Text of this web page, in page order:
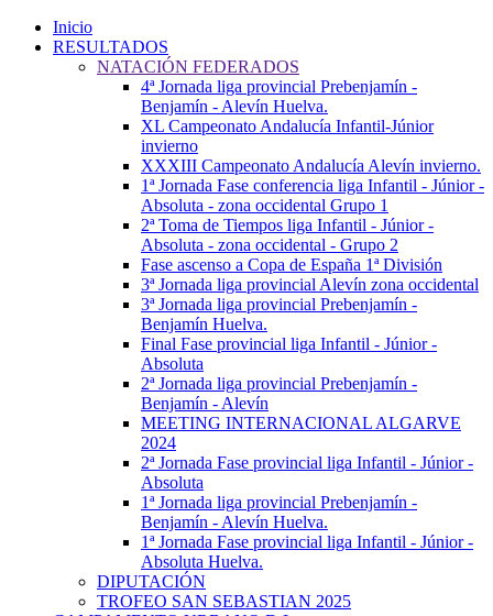
Inicio
RESULTADOS
NATACIÓN FEDERADOS
4ª Jornada liga provincial Prebenjamín -
Benjamín - Alevín Huelva.
XL Campeonato Andalucía Infantil-Júnior
invierno
XXXIII Campeonato Andalucía Alevín invierno.
1ª Jornada Fase conferencia liga Infantil - Júnior -
Absoluta - zona occidental Grupo 1
2ª Toma de Tiempos liga Infantil - Júnior -
Absoluta - zona occidental - Grupo 2
Fase ascenso a Copa de España 1ª División
3ª Jornada liga provincial Alevín zona occidental
3ª Jornada liga provincial Prebenjamín -
Benjamín Huelva.
Final Fase provincial liga Infantil - Júnior -
Absoluta
2ª Jornada liga provincial Prebenjamín -
Benjamín - Alevín
MEETING INTERNACIONAL ALGARVE
2024
2ª Jornada Fase provincial liga Infantil - Júnior -
Absoluta
1ª Jornada liga provincial Prebenjamín -
Benjamín - Alevín Huelva.
1ª Jornada Fase provincial liga Infantil - Júnior -
Absoluta Huelva.
DIPUTACIÓN
TROFEO SAN SEBASTIAN 2025